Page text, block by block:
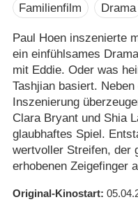
Familienfilm Drama
Paul Hoen inszenierte
ein einfühlsames
mit Eddie. Oder was
Tashjian basiert.
Inszenierung
Clara Bryant und Shia
glaubhaftes Spiel.
wertvoller Streifen, der
erhobenen Zeigefinger
Original-Kinostart